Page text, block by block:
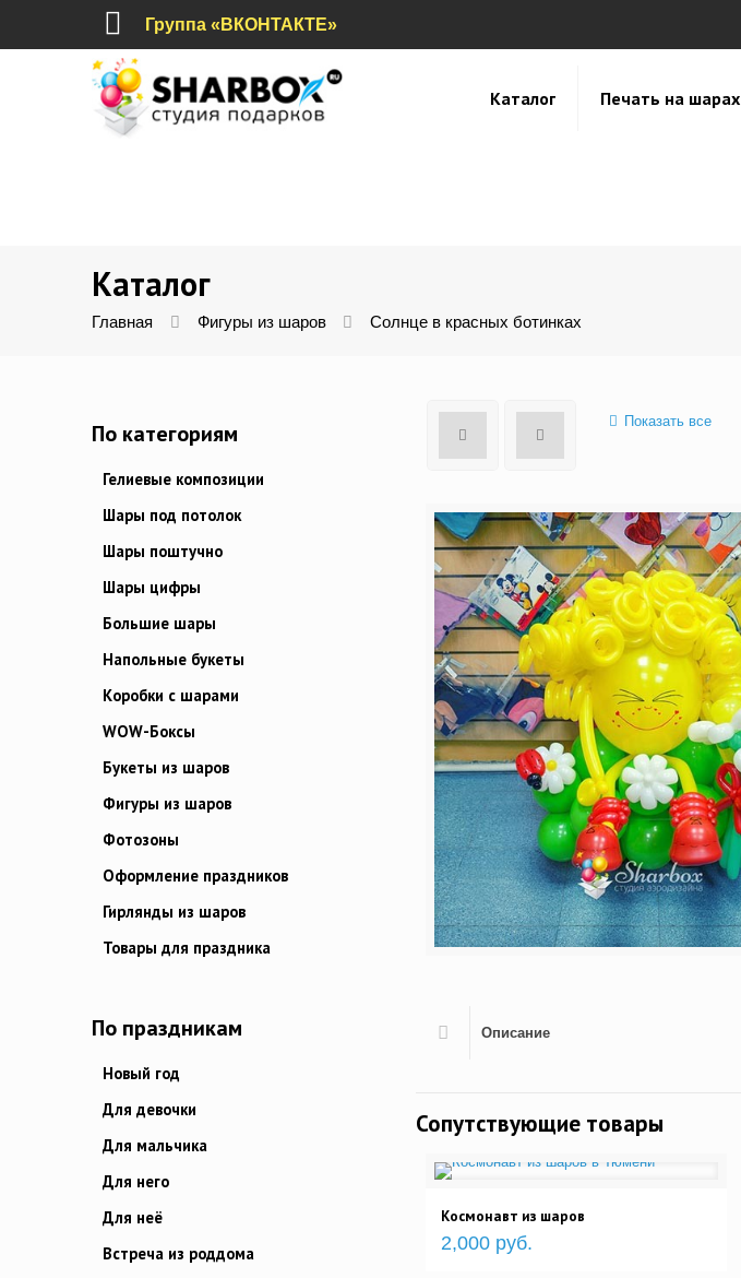
Группа «ВКОНТАКТЕ»
Каталог Печать на шарах
Каталог
Главная Фигуры из шаров Солнце в красных ботинках
Показать все
Описание
Сопутствующие товары
Космонавт из шаров
2,000 руб.
По категориям
Гелиевые композиции
Шары под потолок
Шары поштучно
Шары цифры
Большие шары
Напольные букеты
Коробки с шарами
WOW-Боксы
Букеты из шаров
Фигуры из шаров
Фотозоны
Оформление праздников
Гирлянды из шаров
Товары для праздника
По праздникам
Новый год
Для девочки
Для мальчика
Для него
Для неё
Встреча из роддома